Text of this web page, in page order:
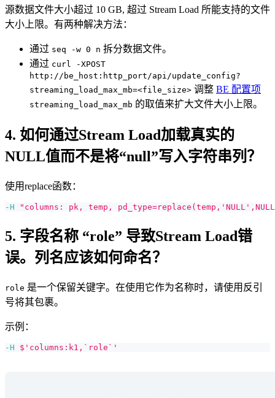
源数据文件大小超过 10 GB, 超过 Stream Load 所能支持的文件
大小上限。有两种解决方法：
通过 seq -w 0 n 拆分数据文件。
通过 curl -XPOST
http://be_host:http_port/api/update_config?
streaming_load_max_mb=<file_size> 调整 BE 配置项
streaming_load_max_mb 的取值来扩大文件大小上限。
4. 如何通过Stream Load加载真实的
NULL值而不是将“null”写入字符串列？
使用replace函数：
-H "columns: pk, temp,
5. 字段名称 “role” 导致Stream Load错
误。列名应该如何命名？
role 是一个保留关键字。在使用它作为名称时，请使用反引
号将其包裹。
示例：
-H $'columns:k1,`role`'